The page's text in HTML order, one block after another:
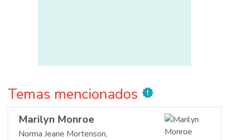
Temas mencionados new_releases
Marilyn Monroe
Norma Jeane Mortenson,